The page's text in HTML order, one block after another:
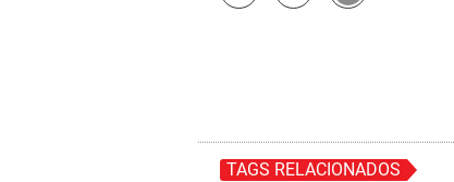
TAGS RELACIONADOS